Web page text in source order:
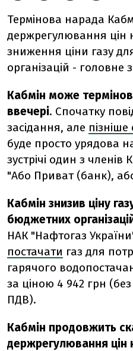
Термінова нарада
держрегулювання цін
зниження ціни газу
організацій - головне
Кабмін може
ввечері. Спочатку
засідання, але
буде просто урядова
зустрічі один з
"Або Приват (банк),
Кабмін знизив ціну
бюджетних
НАК "Нафтогаз
постачати газ для
гарячого
за ціною 4 942 грн
ПДВ).
Кабмін продовжить
держрегулювання цін